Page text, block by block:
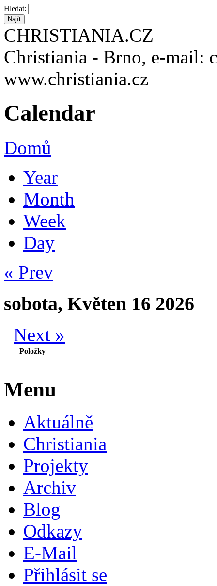
Hledat:
CHRISTIANIA.CZ
Christiania - Brno, e-mail:
www.christiania.cz
Calendar
Domů
Year
Month
Week
Day
« Prev
sobota, Květen 16 2026
Next »
Položky
Menu
Aktuálně
Christiania
Projekty
Archiv
Blog
Odkazy
E-Mail
Přihlásit se